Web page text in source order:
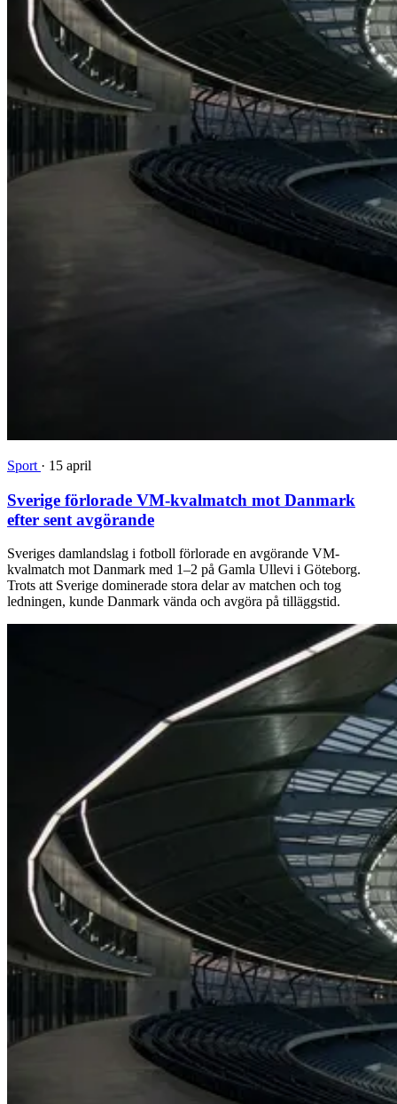
Sport · 15 april
Sverige förlorade VM-kvalmatch mot Danmark
efter sent avgörande
Sveriges damlandslag i fotboll förlorade en avgörande VM-
kvalmatch mot Danmark med 1–2 på Gamla Ullevi i Göteborg.
Trots att Sverige dominerade stora delar av matchen och tog
ledningen, kunde Danmark vända och avgöra på tilläggstid.